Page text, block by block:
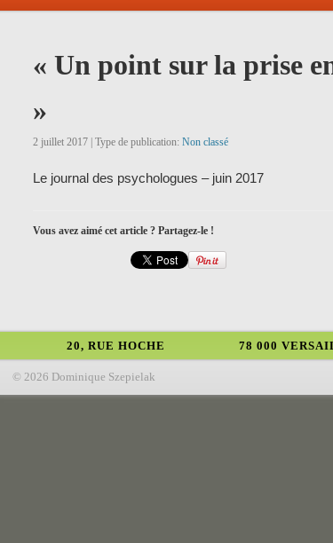
« Un point sur la prise
»
2 juillet 2017 | Type de publication: Non classé
Le journal des psychologues – juin 2017
Vous avez aimé cet article ? Partagez-le !
20, RUE HOCHE 78 000
© 2026 Dominique Szepielak